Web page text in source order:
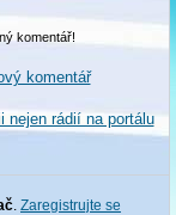
komentář!
komentář
nejen rádií na portálu
. Zaregistrujte se